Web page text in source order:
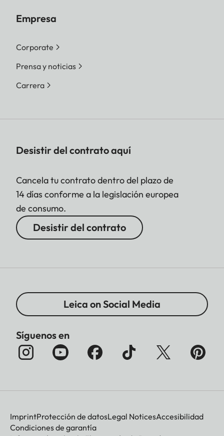
Empresa
Corporate
Prensa y noticias
Carrera
Desistir del contrato aquí
Cancela tu contrato dentro del plazo de
14 días conforme a la legislación europea
de consumo.
Desistir del contrato
Leica on Social Media
Síguenos en
ImprintProtección de datosLegal NoticesAccesibilidad
Condiciones de garantía